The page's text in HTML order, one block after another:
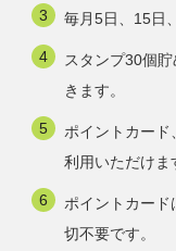
毎月5日、15日
スタンプ30個
きます。
ポイントカー
利用いただけま
ポイントカー
切不要です。